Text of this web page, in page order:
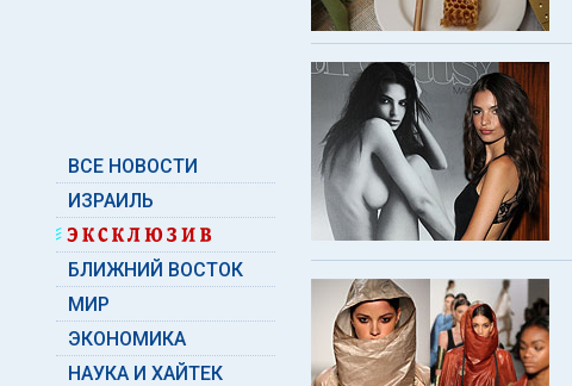
ВСЕ НОВОСТИ
ИЗРАИЛЬ
БЛИЖНИЙ ВОСТОК
МИР
ЭКОНОМИКА
НАУКА И ХАЙТЕК